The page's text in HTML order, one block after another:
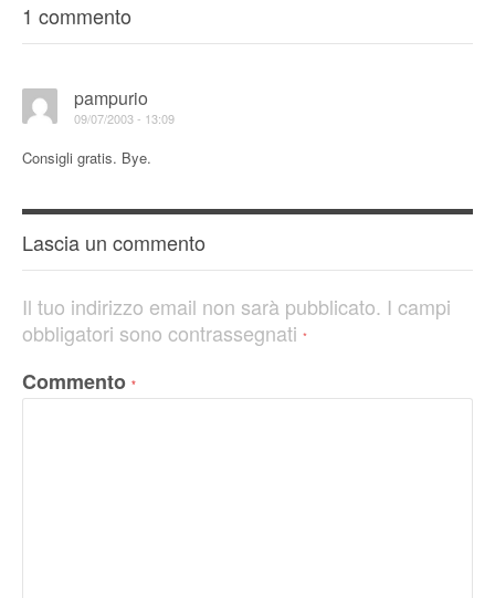
1 commento
pampurio
09/07/2003 - 13:09
Consigli gratis. Bye.
Lascia un commento
Il tuo indirizzo email non sarà pubblicato. I campi
obbligatori sono contrassegnati *
Commento *